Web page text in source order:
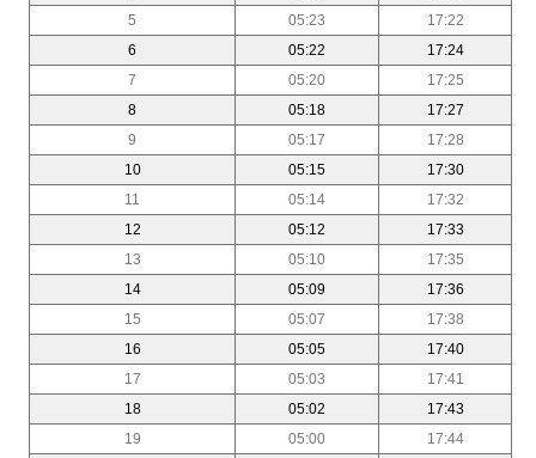
5
05:23
17:22
6
05:22
17:24
7
05:20
17:25
8
05:18
17:27
9
05:17
17:28
10
05:15
17:30
11
05:14
17:32
12
05:12
17:33
13
05:10
17:35
14
05:09
17:36
15
05:07
17:38
16
05:05
17:40
17
05:03
17:41
18
05:02
17:43
19
05:00
17:44